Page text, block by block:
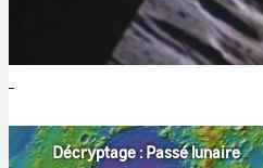
Décryptage : Passé lunaire